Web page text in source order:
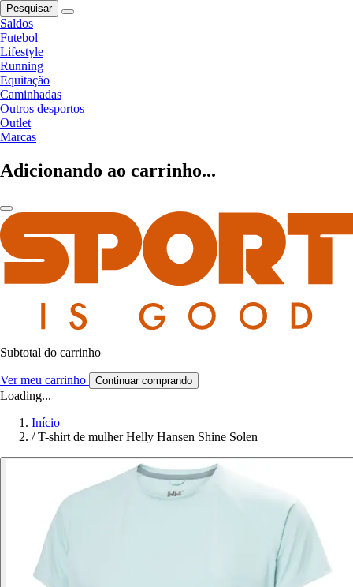
Pesquisar
Saldos
Futebol
Lifestyle
Running
Equitação
Caminhadas
Outros desportos
Outlet
Marcas
Adicionando ao carrinho...
Subtotal do carrinho
Ver meu carrinho Continuar comprando
Loading...
Início
/ T-shirt de mulher Helly Hansen Shine Solen